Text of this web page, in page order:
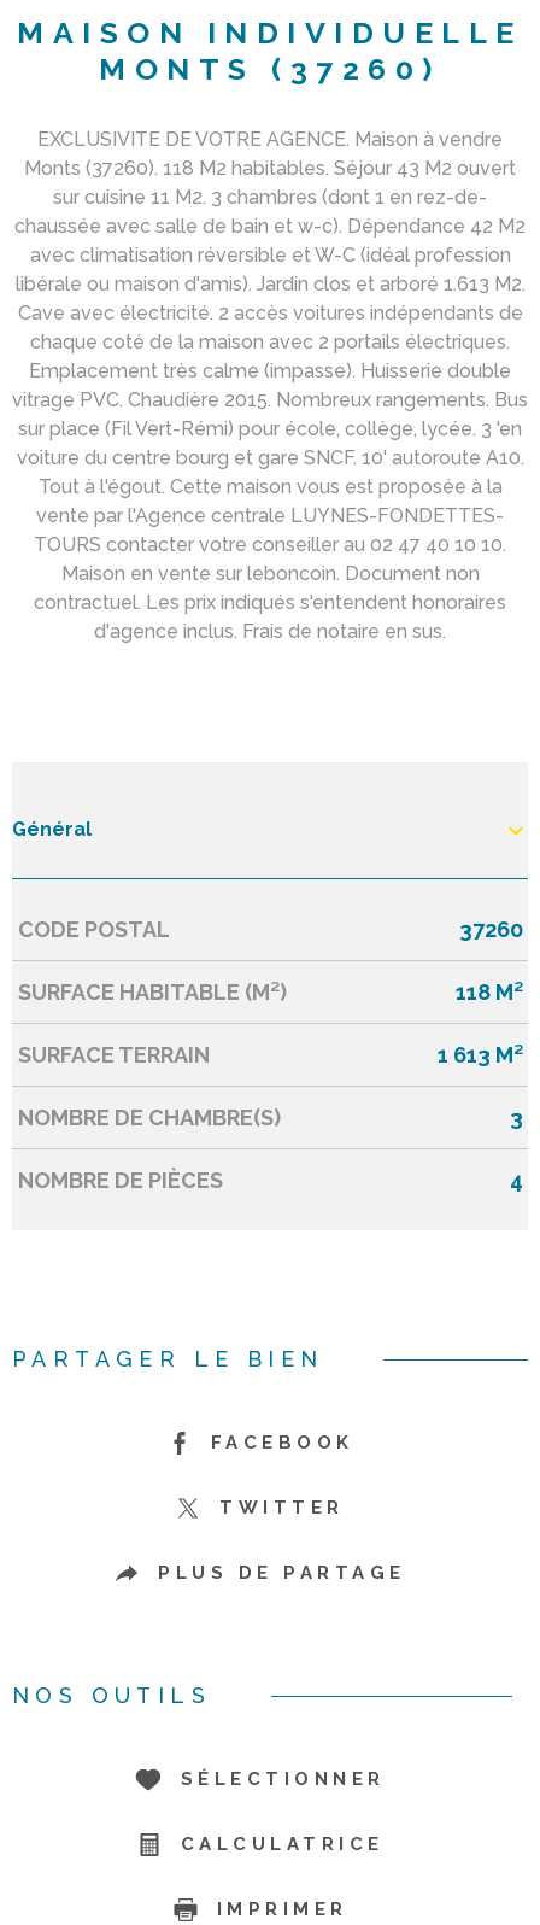
MAISON INDIVIDUELLE
MONTS (37260)
EXCLUSIVITE DE VOTRE AGENCE. Maison à vendre
Monts (37260). 118 M2 habitables. Séjour 43 M2 ouvert
sur cuisine 11 M2. 3 chambres (dont 1 en rez-de-
chaussée avec salle de bain et w-c). Dépendance 42 M2
avec climatisation réversible et W-C (idéal profession
libérale ou maison d'amis). Jardin clos et arboré 1.613 M2.
Cave avec électricité. 2 accès voitures indépendants de
chaque coté de la maison avec 2 portails électriques.
Emplacement très calme (impasse). Huisserie double
vitrage PVC. Chaudière 2015. Nombreux rangements. Bus
sur place (Fil Vert-Rémi) pour école, collège, lycée. 3 'en
voiture du centre bourg et gare SNCF. 10' autoroute A10.
Tout à l'égout. Cette maison vous est proposée à la
vente par l'Agence centrale LUYNES-FONDETTES-
TOURS contacter votre conseiller au 02 47 40 10 10.
Maison en vente sur leboncoin. Document non
contractuel. Les prix indiqués s'entendent honoraires
d'agence inclus. Frais de notaire en sus.
Général
Caractérisque Valeurs
CODE POSTAL 37260
SURFACE HABITABLE (M²) 118 M²
SURFACE TERRAIN 1 613 M²
NOMBRE DE CHAMBRE(S) 3
NOMBRE DE PIÈCES 4
PARTAGER LE BIEN
FACEBOOK
TWITTER
PLUS DE PARTAGE
NOS OUTILS
SÉLECTIONNER
CALCULATRICE
IMPRIMER